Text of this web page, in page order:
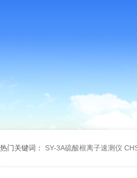
热门关键词： SY-3A硫酸根离子速测仪